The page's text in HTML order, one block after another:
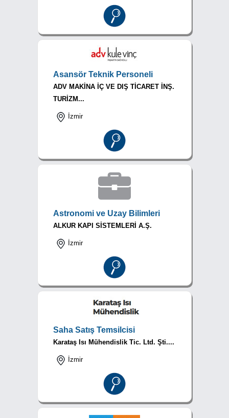
Asansör Teknik Personeli
ADV MAKİNA İÇ VE DIŞ TİCARET İNŞ.
TURİZM...
İzmir
Astronomi ve Uzay Bilimleri
ALKUR KAPI SİSTEMLERİ A.Ş.
İzmir
Saha Satış Temsilcisi
Karataş Isı Mühendislik Tic. Ltd. Şti....
İzmir